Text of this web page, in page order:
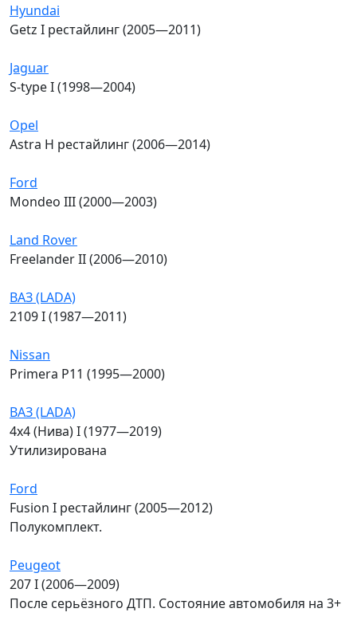
Hyundai
Getz I рестайлинг (2005—2011)
Jaguar
S-type I (1998—2004)
Opel
Astra H рестайлинг (2006—2014)
Ford
Mondeo III (2000—2003)
Land Rover
Freelander II (2006—2010)
ВАЗ (LADA)
2109 I (1987—2011)
Nissan
Primera P11 (1995—2000)
ВАЗ (LADA)
4x4 (Нива) I (1977—2019)
Утилизирована
Ford
Fusion I рестайлинг (2005—2012)
Полукомплект.
Peugeot
207 I (2006—2009)
После серьёзного ДТП. Состояние автомобиля на 3+